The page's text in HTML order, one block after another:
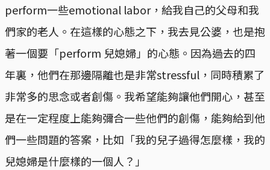
perform一些emotional labor，給我自己的父母和我
們家的老人。在這樣的心態之下，我去見公婆，也是抱
著一個要「perform 兒媳婦」的心態。因為過去的四
年裏，他們在那邊隔離也是非常stressful，同時積累了
非常多的思念或者創傷。我希望能夠讓他們開心，甚至
是在一定程度上能夠彌合一些他們的創傷，能夠給到他
們一些問題的答案，比如「我的兒子過得怎麼樣，我的
兒媳婦是什麼樣的一個人？」